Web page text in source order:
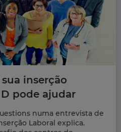
inserção
pode ajudar
numa entrevista de
Laboral explica.